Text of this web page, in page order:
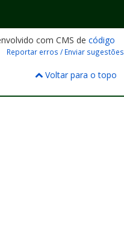
com CMS de código
Reportar erros / Enviar sugestões
Voltar para o topo